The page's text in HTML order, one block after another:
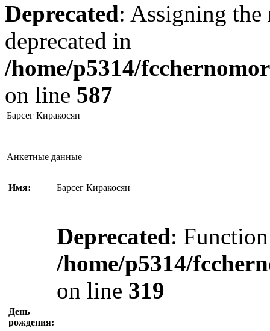
Deprecated: Assigning the
deprecated in
/home/p5314/
on line 587
Барсег Киракосян
Анкетные данные
Имя: Барсег Киракосян
День
рождения:
Deprecated:
/home/p5314/
on line 319